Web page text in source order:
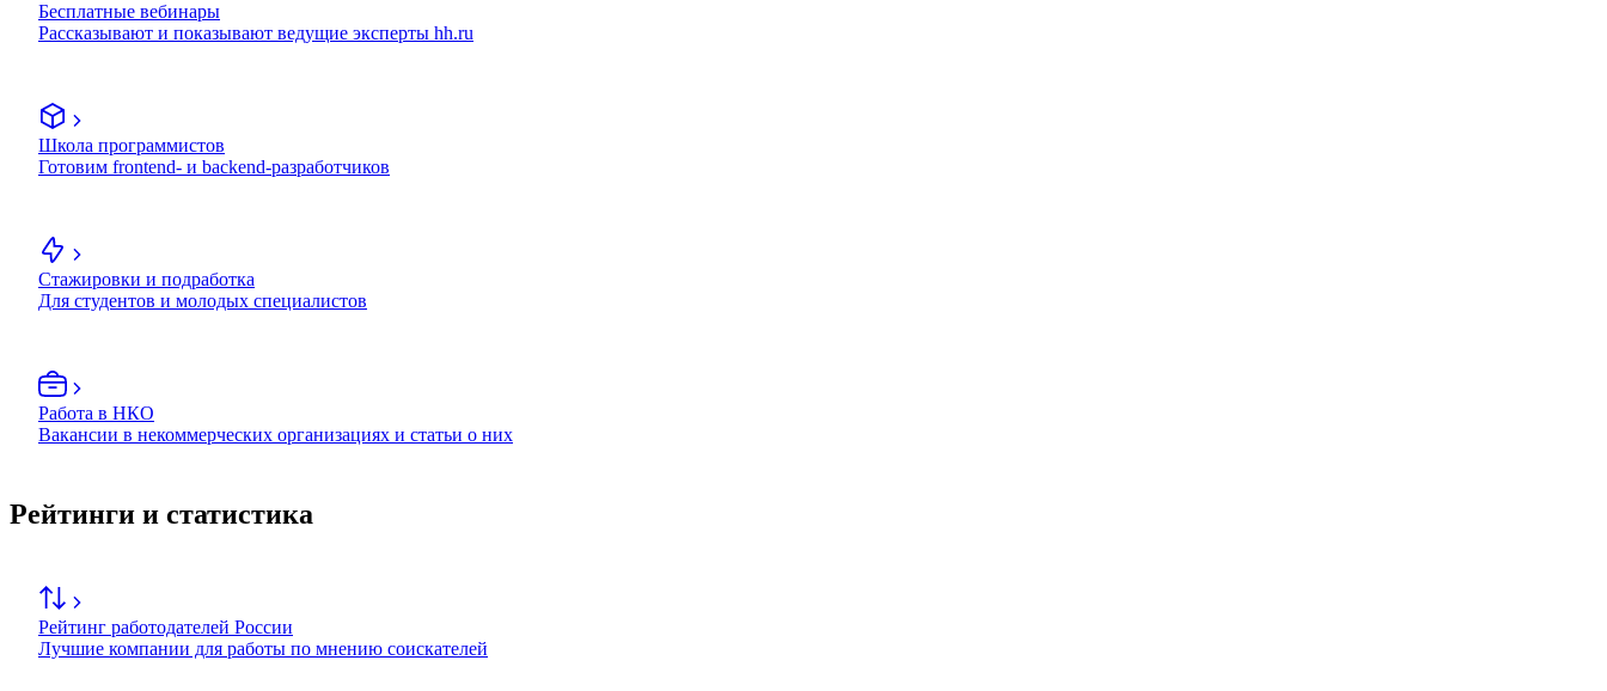
Бесплатные вебинары
Рассказывают и показывают ведущие эксперты hh.ru
Школа программистов
Готовим frontend- и backend-разработчиков
Стажировки и подработка
Для студентов и молодых специалистов
Работа в НКО
Вакансии в некоммерческих организациях и статьи о них
Рейтинги и статистика
Рейтинг работодателей России
Лучшие компании для работы по мнению соискателей